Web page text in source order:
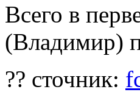
Всего в
(Владимир)
?? сточник: